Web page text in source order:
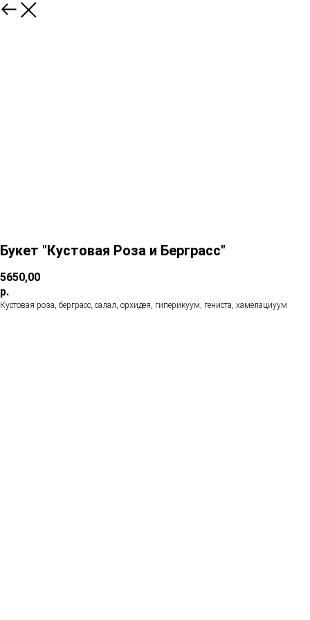
Букет "Кустовая Роза и Берграсс"
5650,00
р.
Кустовая роза, берграсс, салал, орхидея, гиперикуум, гениста, хамелациуум